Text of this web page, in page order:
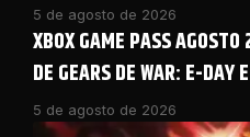
5 de agosto de 2026
XBOX GAME PASS
DE GEARS DE WAR: E-DAY
5 de agosto de 2026